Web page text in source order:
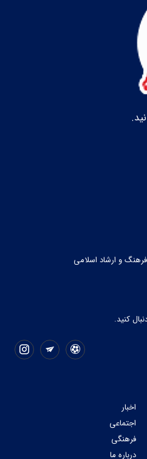
و ارشاد اسلامی
کنید.
اخبار
اجتماعی
فرهنگی
درباره ما